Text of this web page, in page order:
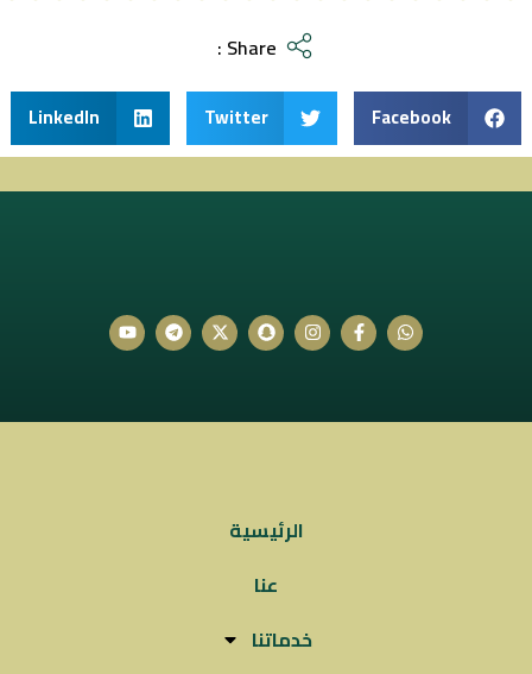
Share :
Facebook
Twitter
LinkedIn
الرئيسية
عنا
خدماتنا